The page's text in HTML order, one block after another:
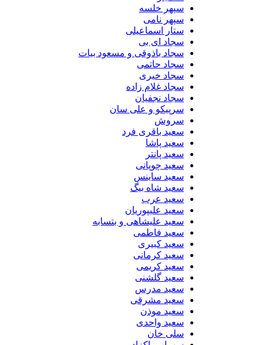
سپهر خلسه
سپهر نامی
ستار اسماعیلی
سجاد ای بی
سجاد باذوقی و مسعود بیات
سجاد حاتمی
سجاد خیری
سجاد غلام زاده
سجاد نجفیان
سرپیکو و علی سان
سروش
سعید باقری فرد
سعید پاشا
سعید پانتر
سعید چوپانی
سعید ساینس
سعید شاه بیگ
سعید عرب
سعید علیپوریان
سعید علیشاهی و بتسابه
سعید فاطمی
سعید کبیری
سعید کرمانی
سعید کریمی
سعید گلشنی
سعید مدرس
سعید مشرقی
سعید موذن
سعید واحدی
سلی خان